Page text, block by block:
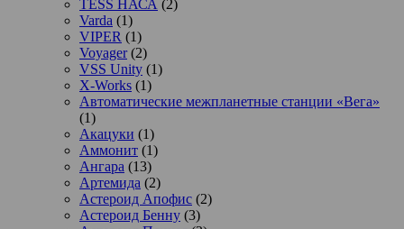
TESS НАСА (2)
Varda (1)
VIPER (1)
Voyager(2)
VSS Unity (1)
X-Works (1)
Автоматические межпланетные станции «Вега»
(1)
Акацуки (1)
Аммонит (1)
Ангара (13)
Артемида (2)
Астероид Апофис (2)
Астероид Бенну (3)